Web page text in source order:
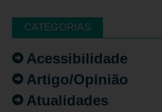
CATEGORIAS
Acessibilidade
Artigo/Opinião
Atualidades